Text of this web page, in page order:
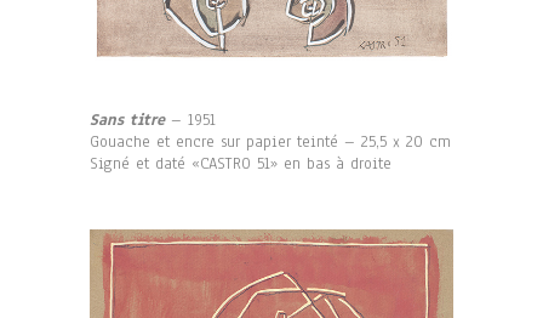
Sans titre– 1951
Gouache et encre sur papier teinté – 25,5 x 20 cm
Signé et daté «CASTRO 51» en bas à droite